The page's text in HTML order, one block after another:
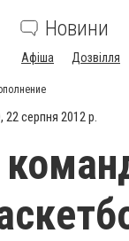
Новини
Афіша Дозвілля
22 серпня 2012 р.